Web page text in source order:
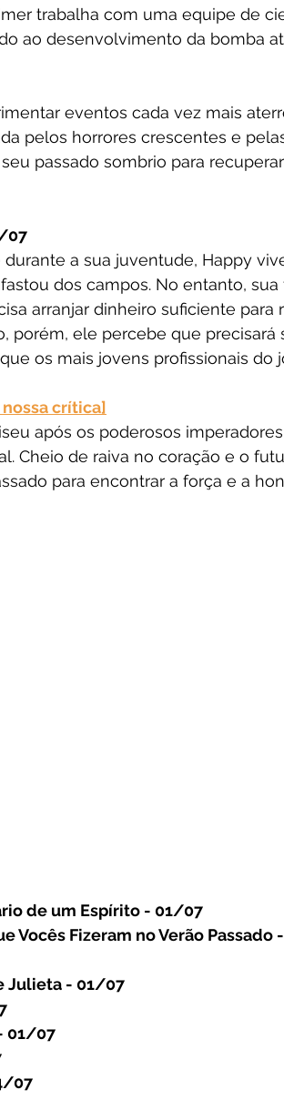
trabalha com uma equipe de
ao desenvolvimento da bomba
eventos cada vez mais
pelos horrores crescentes e
passado sombrio para
07
a sua juventude, Happy
dos campos. No entanto, sua
arranjar dinheiro suficiente para
porém, ele percebe que precisará
os mais jovens profissionais do
crítica]
após os poderosos
Cheio de raiva no coração e o
para encontrar a força e a
de um Espírito - 01/07
Vocês Fizeram no Verão Passado
Julieta - 01/07
01/07
07